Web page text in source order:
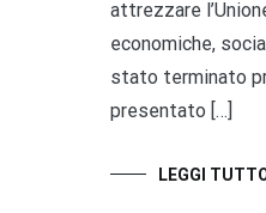
attrezzare
economiche,
stato terminato
presentato […]
LEGGI